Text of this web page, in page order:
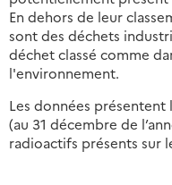
En dehors de leur
sont des déchets
déchet classé comme
l'environnement.
Les données
(au 31 décembre de
radioactifs présents sur